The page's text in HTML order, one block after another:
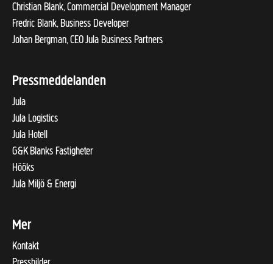
Christian Blank, Commercial Development Manager
Fredric Blank, Business Developer
Johan Bergman, CEO Jula Business Partners
Pressmeddelanden
Jula
Jula Logistics
Jula Hotell
G&K Blanks Fastigheter
Hööks
Jula Miljö & Energi
Mer
Kontakt